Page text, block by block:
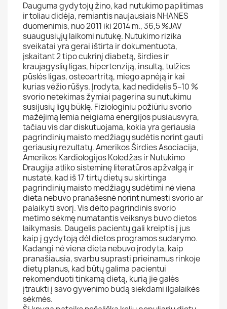
Dauguma gydytojų žino, kad nutukimo paplitimas
ir toliau didėja, remiantis naujausiais NHANES
duomenimis, nuo 2011 iki 2014 m., 36,5 %JAV
suaugusiųjų laikomi nutukę. Nutukimo rizika
sveikatai yra gerai ištirta ir dokumentuota,
įskaitant 2 tipo cukrinį diabetą, širdies ir
kraujagyslių ligas, hipertenziją, insultą, tulžies
pūslės ligas, osteoartritą, miego apnėją ir kai
kurias vėžio rūšys. Įrodyta, kad nedidelis 5–10 %
svorio netekimas žymiai pagerina su nutukimu
susijusių ligų būklę. Fiziologiniu požiūriu svorio
mažėjimą lemia neigiama energijos pusiausvyra,
tačiau vis dar diskutuojama, kokia yra geriausia
pagrindinių maisto medžiagų sudėtis norint gauti
geriausių rezultatų. Amerikos Širdies Asociacija,
Amerikos Kardiologijos Koledžas ir Nutukimo
Draugija atliko sisteminę literatūros apžvalgą ir
nustatė, kad iš 17 tirtų dietų su skirtinga
pagrindinių maisto medžiagų sudėtimi nė viena
dieta nebuvo pranašesnė norint numesti svorio ar
palaikyti svorį. Vis dėlto pagrindinis svorio
metimo sėkmę numatantis veiksnys buvo dietos
laikymasis. Daugelis pacientų gali kreiptis į jus
kaip į gydytoją dėl dietos programos sudarymo.
Kadangi nė viena dieta nebuvo įrodyta, kaip
pranašiausia, svarbu suprasti prieinamus rinkoje
dietų planus, kad būtų galima pacientui
rekomenduoti tinkamą dietą, kurią jie galės
įtraukti į savo gyvenimo būdą siekdami ilgalaikės
sėkmės.